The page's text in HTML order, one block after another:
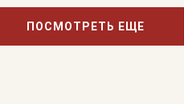
ПОСМОТРЕТЬ ЕЩЕ